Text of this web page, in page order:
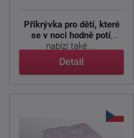
Přikrývka pro děti, které
se v noci hodně potí,
nabízí také ...
Detail